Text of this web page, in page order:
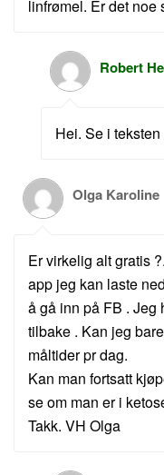
linfrømel. Er det noe
Robert
Hei. Se i
Olga Karoline
Er virkelig alt gratis
app jeg kan laste
å gå inn på FB . Jeg
tilbake . Kan jeg
måltider pr dag.
Kan man fortsatt
se om man er i
Takk. VH Olga